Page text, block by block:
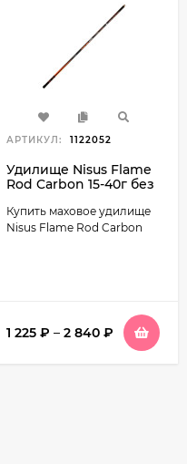
АРТИКУЛ: 1122052
Удилище Nisus Flame
Rod Carbon 15-40г без
Купить маховое удилище
Nisus Flame Rod Carbon
1 225 ₽ – 2 840 ₽